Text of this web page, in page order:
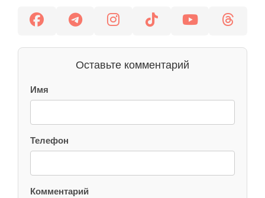
Оставьте комментарий
Имя
Телефон
Комментарий